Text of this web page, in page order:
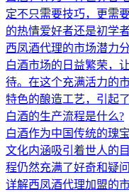
定不只需要技巧，更需
的热情爱好者还是初学
西凤酒代理的市场潜力
白酒市场的日益繁荣，
待。在这个充满活力的
特色的酿造工艺，引起
白酒的生产流程是什么?
白酒作为中国传统的瑰
文化内涵吸引着世人的
程仍然充满了好奇和疑
详解西凤酒代理加盟的